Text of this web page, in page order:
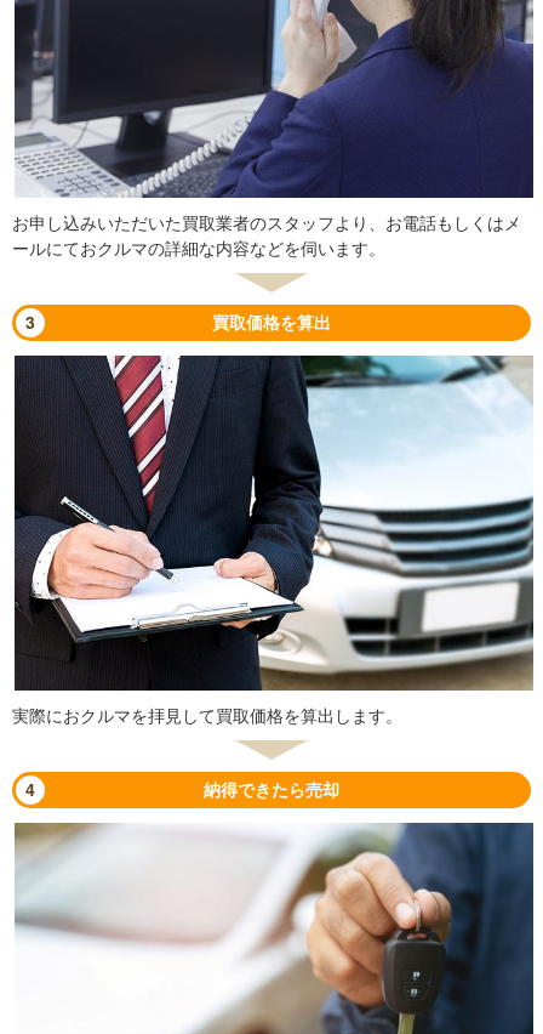
お申し込みいただいた買取業者のスタッフより、お電話もしくはメ
ールにておクルマの詳細な内容などを伺います。
3 買取価格を算出
実際におクルマを拝見して買取価格を算出します。
4 納得できたら売却